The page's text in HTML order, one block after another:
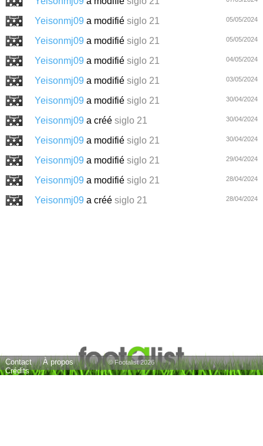
Yeisonmj09 a modifié siglo 21 05/05/2024
Yeisonmj09 a modifié siglo 21 05/05/2024
Yeisonmj09 a modifié siglo 21 04/05/2024
Yeisonmj09 a modifié siglo 21 03/05/2024
Yeisonmj09 a modifié siglo 21 30/04/2024
Yeisonmj09 a créé siglo 21 30/04/2024
Yeisonmj09 a modifié siglo 21 30/04/2024
Yeisonmj09 a modifié siglo 21 29/04/2024
Yeisonmj09 a modifié siglo 21 28/04/2024
Yeisonmj09 a créé siglo 21 28/04/2024
Contact
À propos
Crédits
© Footalist 2026